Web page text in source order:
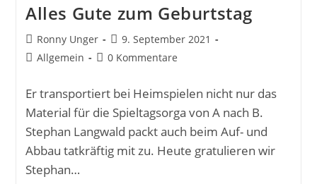
Alles Gute zum Geburtstag
Ronny Unger
9. September 2021
Allgemein
0 Kommentare
Er transportiert bei Heimspielen nicht nur das
Material für die Spieltagsorga von A nach B.
Stephan Langwald packt auch beim Auf- und
Abbau tatkräftig mit zu. Heute gratulieren wir
Stephan…